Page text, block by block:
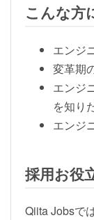
こんな方
エンジ
変革期
エンジ
を知り
エンジ
採用お役
Qiita Jobsで